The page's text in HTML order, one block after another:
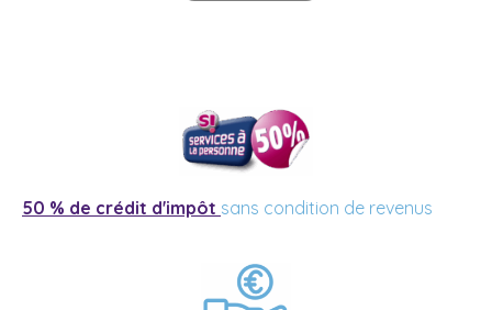
50 % de crédit d'impôt sans condition de revenus